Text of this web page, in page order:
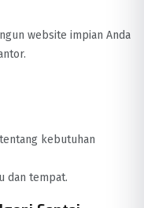
website impian Anda
kebutuhan
dan tempat.